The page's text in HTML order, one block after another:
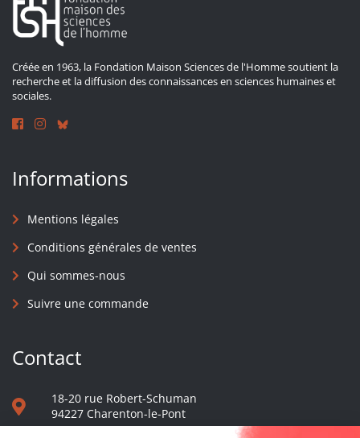
Créée en 1963, la Fondation Maison Sciences de l'Homme soutient la
recherche et la diffusion des connaissances en sciences humaines et
sociales.
Informations
Mentions légales
Conditions générales de ventes
Qui sommes-nous
Suivre une commande
Contact
18-20 rue Robert-Schuman
94227 Charenton-le-Pont